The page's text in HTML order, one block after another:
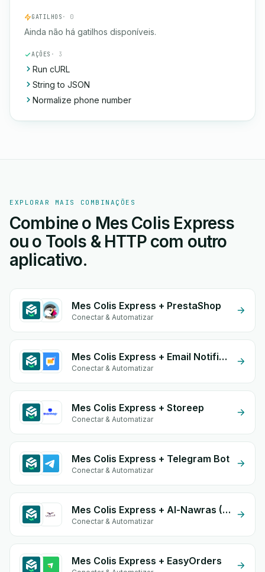
GATILHOS · 0
Ainda não há gatilhos disponíveis.
AÇÕES · 3
Run cURL
String to JSON
Normalize phone number
EXPLORAR MAIS COMBINAÇÕES
Combine o Mes Colis Express
ou o Tools & HTTP com outro
aplicativo.
Mes Colis Express + PrestaShop
Conectar & Automatizar
Mes Colis Express + Email Notifications by eGrow
Conectar & Automatizar
Mes Colis Express + Storeep
Conectar & Automatizar
Mes Colis Express + Telegram Bot
Conectar & Automatizar
Mes Colis Express + Al-Nawras (Nawris)
Conectar & Automatizar
Mes Colis Express + EasyOrders